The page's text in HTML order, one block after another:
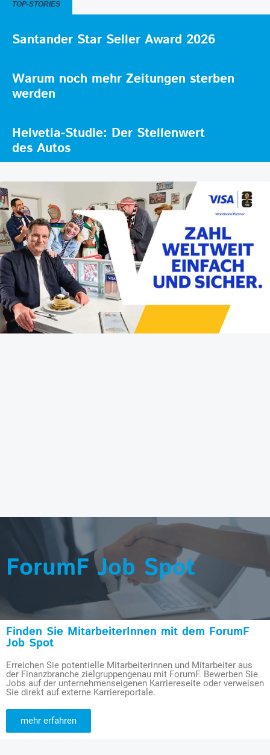
TOP-STORIES
Santander Star Seller Award 2026
Warum noch mehr Zeitungen sterben
werden
Helvetia-Studie: Der Stellenwert
des Autos
ForumF Job Spot
Finden Sie MitarbeiterInnen mit dem ForumF
Job Spot
Erreichen Sie potentielle Mitarbeiterinnen und Mitarbeiter aus
der Finanzbranche zielgruppengenau mit ForumF. Bewerben Sie
Jobs auf der unternehmenseigenen Karriereseite oder verweisen
Sie direkt auf externe Karriereportale.
mehr erfahren